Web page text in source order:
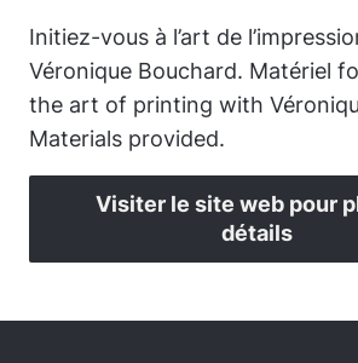
Initiez-vous à l’art de
Véronique Bouchard. Matériel
the art of printing with
Materials provided.
Visiter le site web pour
détails